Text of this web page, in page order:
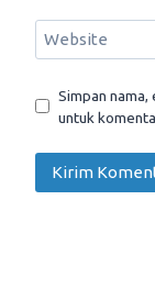
Website
Simpan
untuk